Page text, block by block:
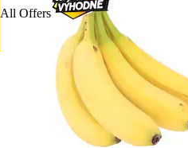
All Offers